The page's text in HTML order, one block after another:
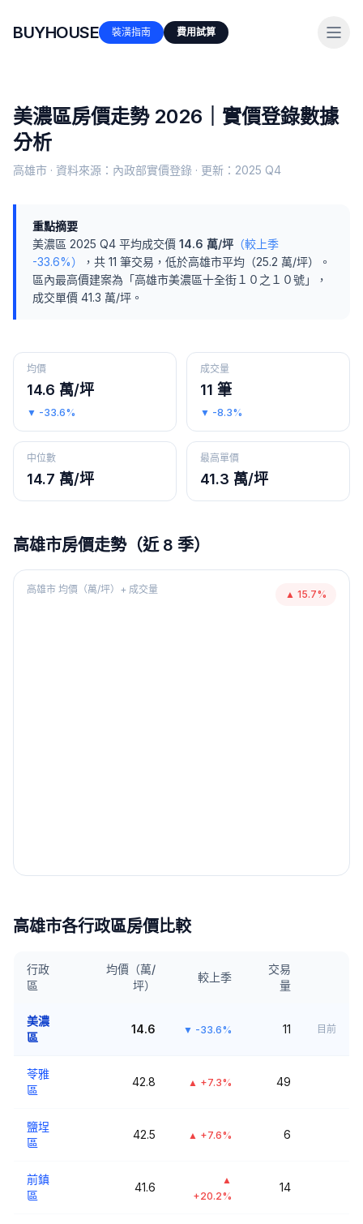
BUYHOUSE 裝潢指南 費用試算
美濃區房價走勢 2026｜實價登錄數據
分析
高雄市 · 資料來源：內政部實價登錄 · 更新： 2025 Q4
重點摘要
美濃區 2025 Q4 平均成交價 14.6 萬/坪 （較上季
-33.6%） ，共 11 筆交易 ， 低於高雄市平均（25.2 萬/坪）
。
區內最高價建案為「高雄市美濃區十全街１０之１０號」，
成交單價 41.3 萬/坪。
均價
14.6 萬/坪
▼ -33.6%
成交量
11 筆
▼ -8.3%
中位數
14.7 萬/坪
最高單價
41.3 萬/坪
高雄市房價走勢（近 8 季）
高雄市 均價（萬/坪）+ 成交量 ▲ 15.7%
高雄市各行政區房價比較
行政
區
均價（萬/
坪）
較上季
交易
量
美濃
區
14.6 ▼ -33.6% 11 目前
苓雅
區
42.8 ▲ +7.3% 49
鹽埕
區
42.5 ▲ +7.6% 6
前鎮
區
41.6
▲
+20.2%
14